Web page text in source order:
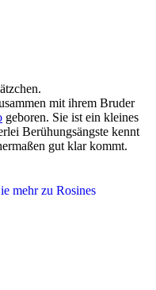
mit ihrem Bruder
geboren. Sie ist ein kleines
Berühungsängste kennt
gut klar kommt.
mehr zu Rosines